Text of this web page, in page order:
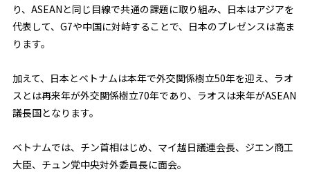
り、ASEANと同じ目線で共通の課題に取り組み、日本はアジアを
代表して、G7や中国に対峙することで、日本のプレゼンスは高ま
ります。
加えて、日本とベトナムは本年で外交関係樹立50年を迎え、ラオ
スとは再来年が外交関係樹立70年であり、ラオスは来年がASEAN
議長国となります。
ベトナムでは、チン首相はじめ、マイ越日議連会長、ジエン商工
大臣、チュン党中央対外委員長に面会。